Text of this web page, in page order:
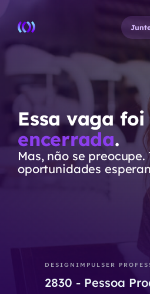
Essa vaga foi
encerrada.
Mas, não se preocupe.
oportunidades
DESIGN IMPULSER
2830 - Pessoa